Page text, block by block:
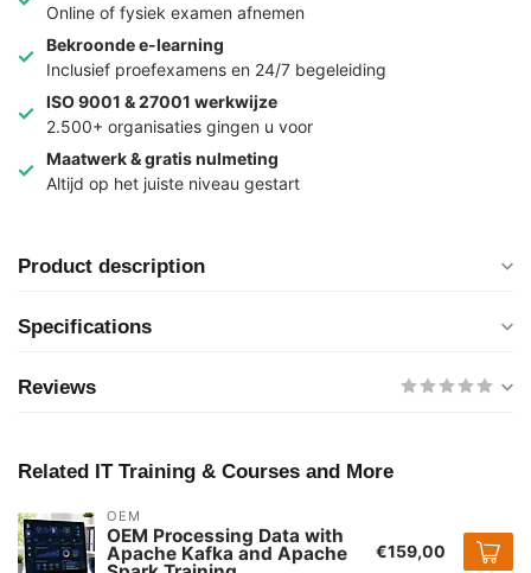
Online of fysiek examen afnemen
Bekroonde e-learning
Inclusief proefexamens en 24/7 begeleiding
ISO 9001 & 27001 werkwijze
2.500+ organisaties gingen u voor
Maatwerk & gratis nulmeting
Altijd op het juiste niveau gestart
Product description
Specifications
Reviews
Related IT Training & Courses and More
OEM
OEM Processing Data with
Apache Kafka and Apache €159,00